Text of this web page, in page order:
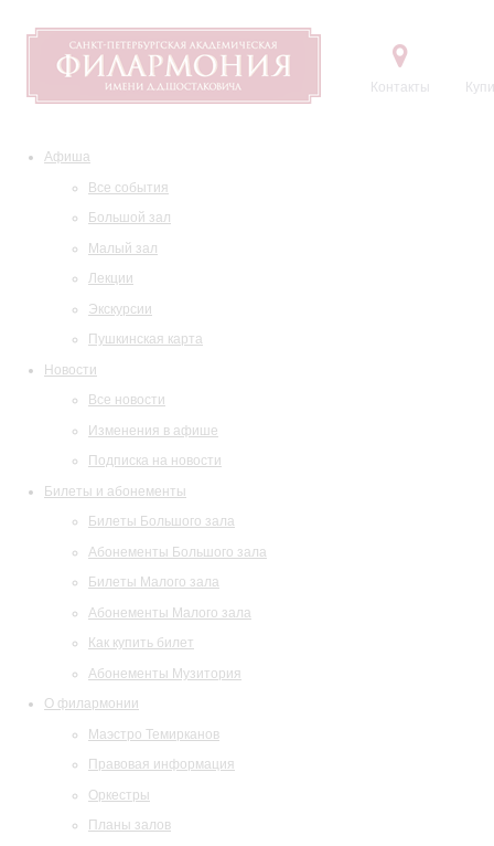
Контакты
Афиша
Все события
Большой зал
Малый зал
Лекции
Экскурсии
Пушкинская карта
Новости
Все новости
Изменения в афише
Подписка на новости
Билеты и абонементы
Билеты Большого зала
Абонементы Большого зала
Билеты Малого зала
Абонементы Малого зала
Как купить билет
Абонементы Музитория
О филармонии
Маэстро Темирканов
Правовая информация
Оркестры
Планы залов